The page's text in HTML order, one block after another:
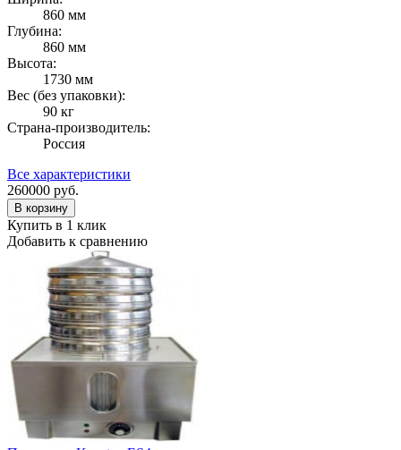
860 мм
Глубина:
860 мм
Высота:
1730 мм
Вес (без упаковки):
90 кг
Страна-производитель:
Россия
Все характеристики
260000 руб.
В корзину
Купить в 1 клик
Добавить к сравнению